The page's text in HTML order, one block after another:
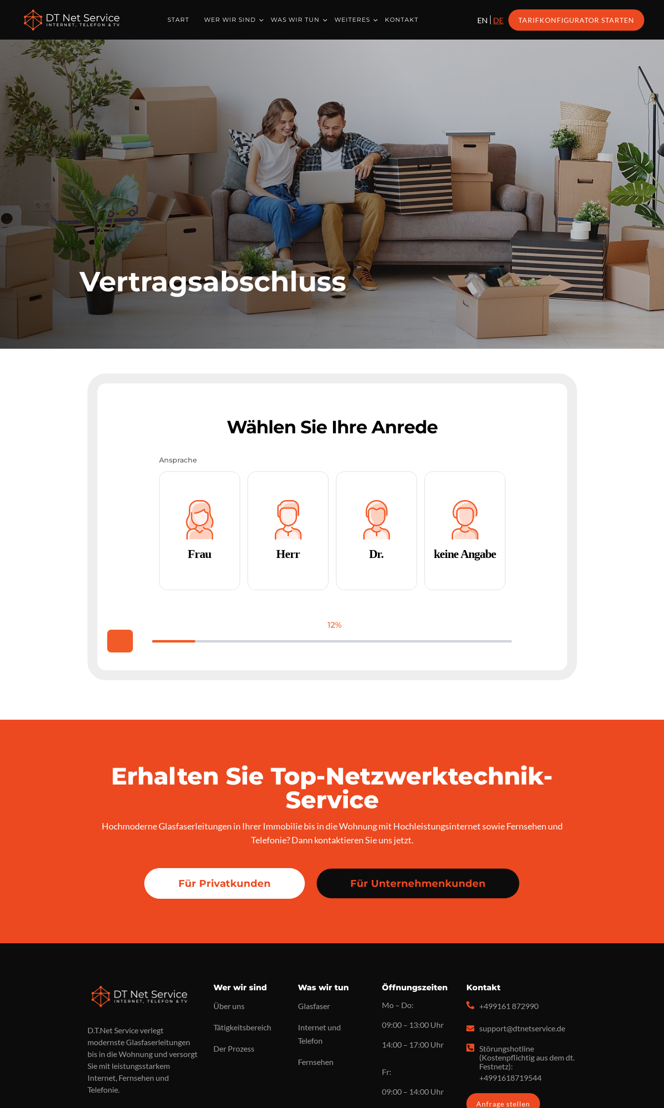
START WER WIR SIND WAS WIR TUN WEITERES KONTAKT EN DE TARIFKONFIGURATOR STARTEN
Vertragsabschluss
12%
Wählen Sie Ihre Anrede
Ansprache
Frau Herr Dr. keine Angabe
Erhalten Sie Top-Netzwerktechnik-
Service
Hochmoderne Glasfaserleitungen in Ihrer Immobilie bis in die Wohnung mit Hochleistungsinternet sowie Fernsehen und
Telefonie? Dann kontaktieren Sie uns jetzt.
Für Privatkunden Für Unternehmenkunden
D.T.Net Service verlegt
modernste Glasfaserleitungen
bis in die Wohnung und versorgt
Sie mit leistungsstarkem
Internet, Fernsehen und
Telefonie.
Wer wir sind
Über uns
Tätigkeitsbereich
Der Prozess
Was wir tun
Glasfaser
Internet und
Telefon
Fernsehen
Öffnungszeiten
Mo – Do:
09:00 – 13:00 Uhr
14:00 – 17:00 Uhr
Fr:
09:00 – 14:00 Uhr
Kontakt
+499161 872990
support@dtnetservice.de
Störungshotline
(Kostenpflichtig aus dem dt.
Festnetz):
+4991618719544
Anfrage stellen